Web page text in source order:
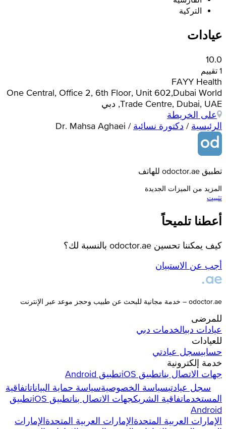
التركية
عيادات
10.0
1 تقييم
FAYY Health
One Central, Office 2, 6th Floor, Unit 602, Dubai World
Trade Centre, Dubai, UAE, دبي
على الخريطة
الرئيسية / دكتورة نسائية /
Dr. Mahsa Aghaei
تطبيق odoctor.ae للهاتف
المزيد من الميزات الجديدة
تثبيت
أعطنا تلميحاً
كيف يمكننا تحسين odoctor.ae بالنسبة لك؟
أجب عن الاستبيان
odoctor.ae – خدمة مجانية للبحث عن طبيب وحجز موعد عبر الإنترنت
للمرضى
عيادات دبيالخدمات دبي
للعيادات
حسابيسجل عيادتي
خدمة إلكترونية
جهات الاتصال بناتطبيق iOS
تطبيق Android
سجل عيادتيسياسة الخصوصيةسياسة حماية البياناتاتفاقية
المستخدماتفاقية الشريكجهات الاتصال بناتطبيق iOS
تطبيق
Android
الإمارات العربية المتحدةالإمارات العربية المتحدةالإمارات